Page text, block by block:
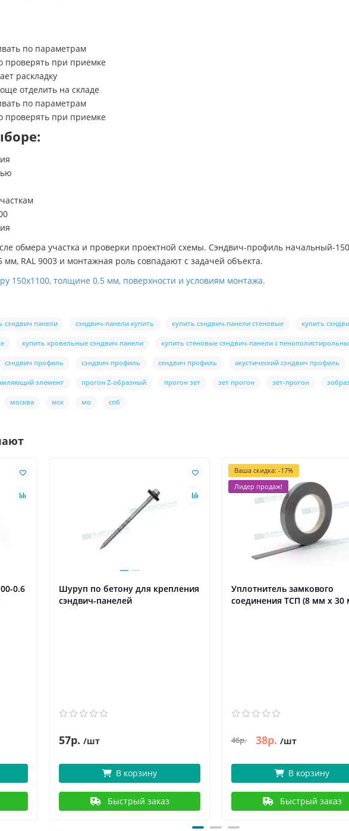
по параметрам
проверять при приемке
раскладку
отделить на складе
по параметрам
проверять при приемке
обмера участка и проверки проектной схемы. Сэндвич-профиль начальный-
RAL 9003 и монтажная роль совпадают с задачей объекта.
150х1100, толщине 0.5 мм, поверхности и условиям монтажа.
сэндвич панели сэндвич-панели купить купить сэндвич-панели стеновые купить
купить кровельные сэндвич-панели купить стеновые сэндвич-панели с
сэндвич профиль сэндвич профиль сендвич профиль акустический сэндвич профиль
элемент прогон Z-образный прогон зет зет прогон зет-прогон
москва мск мо спб
0.6
Шуруп по бетону для крепления
сэндвич-панелей
57р. /шт
В корзину
Быстрый заказ
Ваша скидка: -17%
Лидер продаж!
Уплотнитель замкового
соединения ТСП (8 мм х 30
46р. 38р. /шт
В корзину
Быстрый заказ